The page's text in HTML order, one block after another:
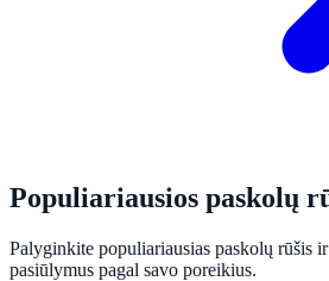
Populiariausios paskolų
Palyginkite populiariausias paskolų rūšis
pasiūlymus pagal savo poreikius.